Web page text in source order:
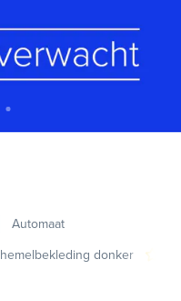
Automaat
hemelbekleding donker